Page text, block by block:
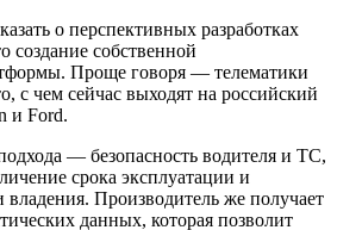
о перспективных разработках
создание собственной
Проще говоря — телематики
с чем сейчас выходят на российский
и Ford.
— безопасность водителя и ТС,
срока эксплуатации и
Производитель же получает
данных, которая позволит